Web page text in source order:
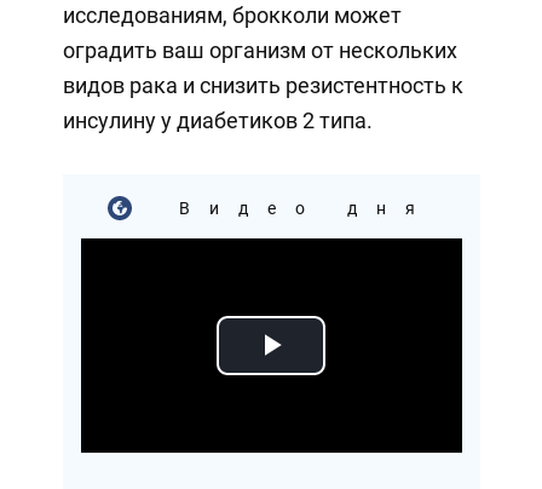
исследованиям, брокколи может
оградить ваш организм от нескольких
видов рака и снизить резистентность к
инсулину у диабетиков 2 типа.
Видео дня
Play